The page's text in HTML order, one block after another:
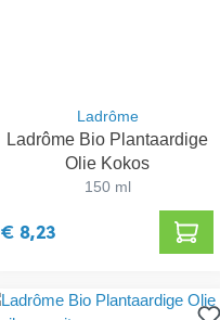
Ladrôme
Ladrôme Bio Plantaardige
Olie Kokos
150 ml
€ 8,23